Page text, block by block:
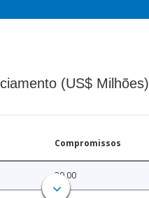
(US$ Milhões)
Compromissos
30.00